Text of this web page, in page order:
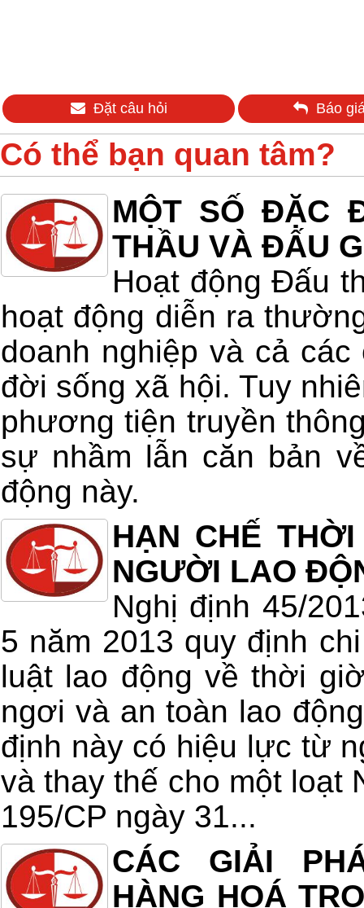
Đặt câu hỏi Báo
Có thể bạn quan tâm?
MỘT SỐ ĐẶC
THẦU VÀ ĐẤU
Hoạt động Đấu
hoạt động diễn ra
doanh nghiệp và cả
đời sống xã hội. Tuy
phương tiện truyền
sự nhầm lẫn căn bản
động này.
HẠN CHẾ
NGƯỜI LAO
Nghị định 45/
5 năm 2013 quy định
luật lao động về thời
ngơi và an toàn lao
định này có hiệu lực từ
và thay thế cho một loạt
195/CP ngày 31...
CÁC GIẢI
HÀNG HOÁ